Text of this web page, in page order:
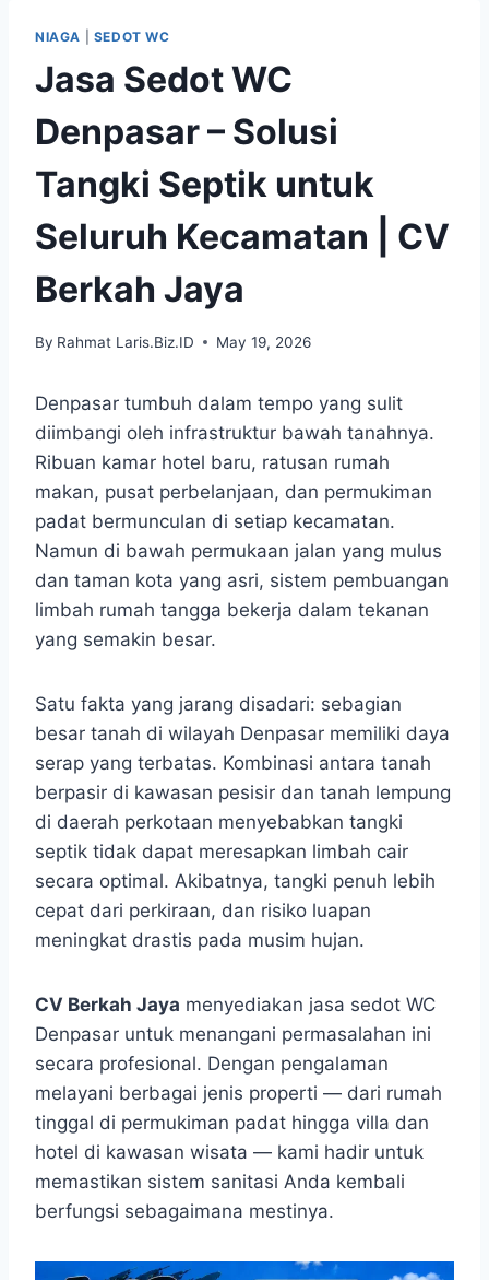
content
NIAGA SEDOT WC
Jasa Sedot WC
Denpasar – Solusi
Tangki Septik untuk
Seluruh Kecamatan | CV
Berkah Jaya
By Rahmat Laris.Biz.ID May 19, 2026
Denpasar tumbuh dalam tempo yang sulit
diimbangi oleh infrastruktur bawah tanahnya.
Ribuan kamar hotel baru, ratusan rumah
makan, pusat perbelanjaan, dan permukiman
padat bermunculan di setiap kecamatan.
Namun di bawah permukaan jalan yang mulus
dan taman kota yang asri, sistem pembuangan
limbah rumah tangga bekerja dalam tekanan
yang semakin besar.
Satu fakta yang jarang disadari: sebagian
besar tanah di wilayah Denpasar memiliki daya
serap yang terbatas. Kombinasi antara tanah
berpasir di kawasan pesisir dan tanah lempung
di daerah perkotaan menyebabkan tangki
septik tidak dapat meresapkan limbah cair
secara optimal. Akibatnya, tangki penuh lebih
cepat dari perkiraan, dan risiko luapan
meningkat drastis pada musim hujan.
CV Berkah Jaya menyediakan jasa sedot WC
Denpasar untuk menangani permasalahan ini
secara profesional. Dengan pengalaman
melayani berbagai jenis properti — dari rumah
tinggal di permukiman padat hingga villa dan
hotel di kawasan wisata — kami hadir untuk
memastikan sistem sanitasi Anda kembali
berfungsi sebagaimana mestinya.